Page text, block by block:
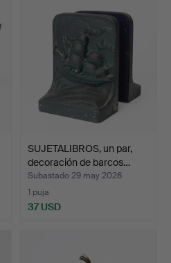
SUJETALIBROS, un par,
decoración de barcos…
Subastado 29 may 2026
1 puja
37 USD